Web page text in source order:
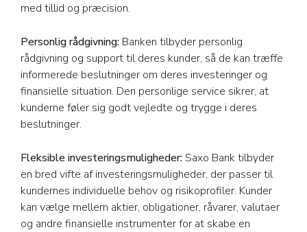
med tillid og præcision.
Personlig rådgivning: Banken tilbyder personlig
rådgivning og support til deres kunder, så de kan træffe
informerede beslutninger om deres investeringer og
finansielle situation. Den personlige service sikrer, at
kunderne føler sig godt vejledte og trygge i deres
beslutninger.
Fleksible investeringsmuligheder: Saxo Bank tilbyder
en bred vifte af investeringsmuligheder, der passer til
kundernes individuelle behov og risikoprofiler. Kunder
kan vælge mellem aktier, obligationer, råvarer, valutaer
og andre finansielle instrumenter for at skabe en